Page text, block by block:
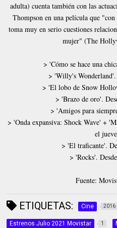
adulta) cuenta también con las
Thompson en una película que
toma muy en serio cuestiones
mujer" (The
> 'Cómo se hace una
> 'Willy's
> 'El lobo de Snow
> 'Brazo de oro'.
> 'Amigos para
> 'Onda expansiva: Shock Wave' +
el
> 'El traficante'.
> 'Rocks'.
Fuente:
ETIQUETAS: Cine 2016
Estrenos Julio 2021 Movistar 1